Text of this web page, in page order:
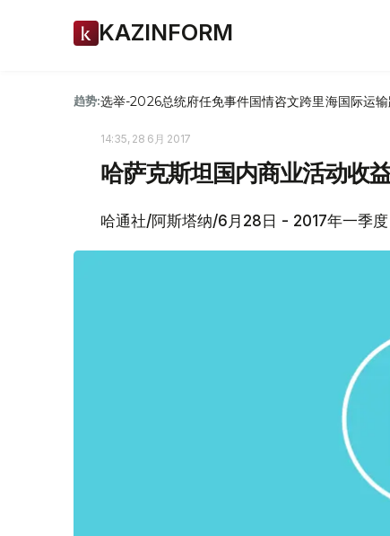
KAZINFORM
趋势:选举-2026总统府任免事件国情咨文跨里海国际运
14:35, 28 6月 2017
哈萨克斯坦国内商业活动收
哈通社/阿斯塔纳/6月28日 - 2017年一季度